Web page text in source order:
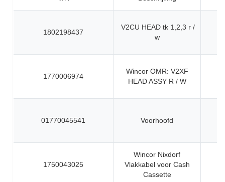
1802198437
V2CU HEAD tk 1,2,3 r /
w
1770006974
Wincor OMR: V2XF
HEAD ASSY R / W
01770045541 Voorhoofd
1750043025
Wincor Nixdorf
Vlakkabel voor Cash
Cassette